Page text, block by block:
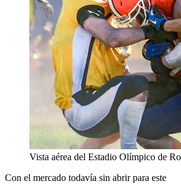
Vista aérea del Estadio Olímpico de
Con el mercado todavía sin abrir para este